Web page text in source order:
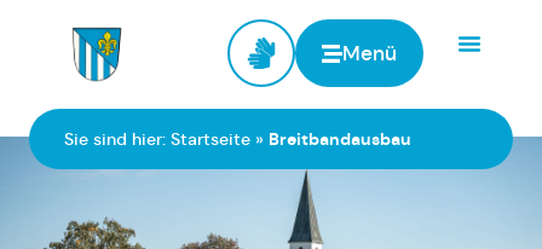
Menü
Sie sind hier: Startseite » Breitbandausbau